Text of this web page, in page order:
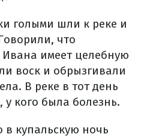
голыми шли к реке и
что
имеет целебную
воск и обрызгивали
В реке в тот день
у кого была болезнь.
в купальскую ночь